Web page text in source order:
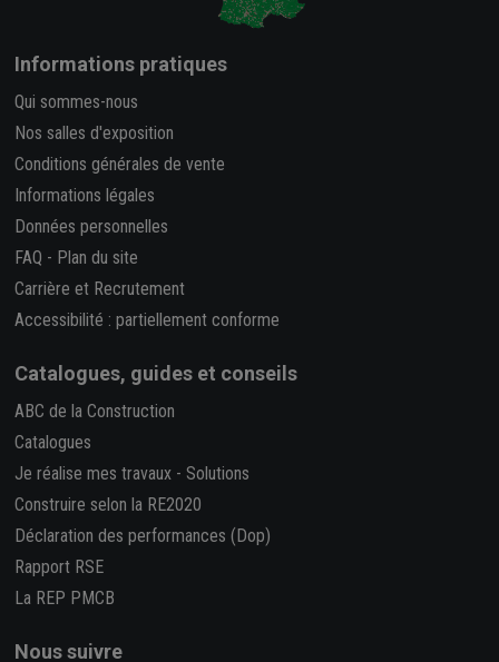
Informations pratiques
Qui sommes-nous
Nos salles d'exposition
Conditions générales de vente
Informations légales
Données personnelles
FAQ - Plan du site
Carrière et Recrutement
Accessibilité : partiellement conforme
Catalogues, guides et conseils
ABC de la Construction
Catalogues
Je réalise mes travaux - Solutions
Construire selon la RE2020
Déclaration des performances (Dop)
Rapport RSE
La REP PMCB
Nous suivre